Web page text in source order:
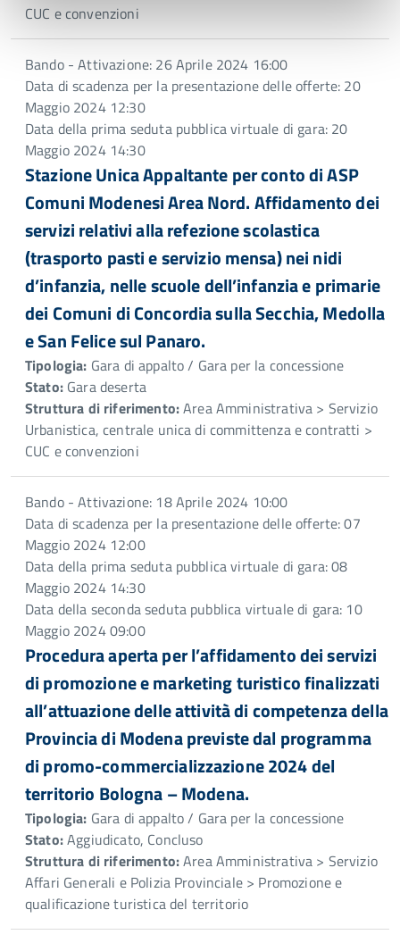
CUC e convenzioni
Bando - Attivazione: 26 Aprile 2024 16:00
Data di scadenza per la presentazione delle offerte: 20
Maggio 2024 12:30
Data della prima seduta pubblica virtuale di gara: 20
Maggio 2024 14:30
Stazione Unica Appaltante per conto di ASP
Comuni Modenesi Area Nord. Affidamento dei
servizi relativi alla refezione scolastica
(trasporto pasti e servizio mensa) nei nidi
d’infanzia, nelle scuole dell’infanzia e primarie
dei Comuni di Concordia sulla Secchia, Medolla
e San Felice sul Panaro.
Tipologia: Gara di appalto / Gara per la concessione
Stato:Gara deserta
Struttura di riferimento:Area Amministrativa > Servizio
Urbanistica, centrale unica di committenza e contratti >
CUC e convenzioni
Bando - Attivazione: 18 Aprile 2024 10:00
Data di scadenza per la presentazione delle offerte: 07
Maggio 2024 12:00
Data della prima seduta pubblica virtuale di gara: 08
Maggio 2024 14:30
Data della seconda seduta pubblica virtuale di gara: 10
Maggio 2024 09:00
Procedura aperta per l’affidamento dei servizi
di promozione e marketing turistico finalizzati
all’attuazione delle attività di competenza della
Provincia di Modena previste dal programma
di promo-commercializzazione 2024 del
territorio Bologna – Modena.
Tipologia: Gara di appalto / Gara per la concessione
Stato:Aggiudicato, Concluso
Struttura di riferimento:Area Amministrativa > Servizio
Affari Generali e Polizia Provinciale > Promozione e
qualificazione turistica del territorio